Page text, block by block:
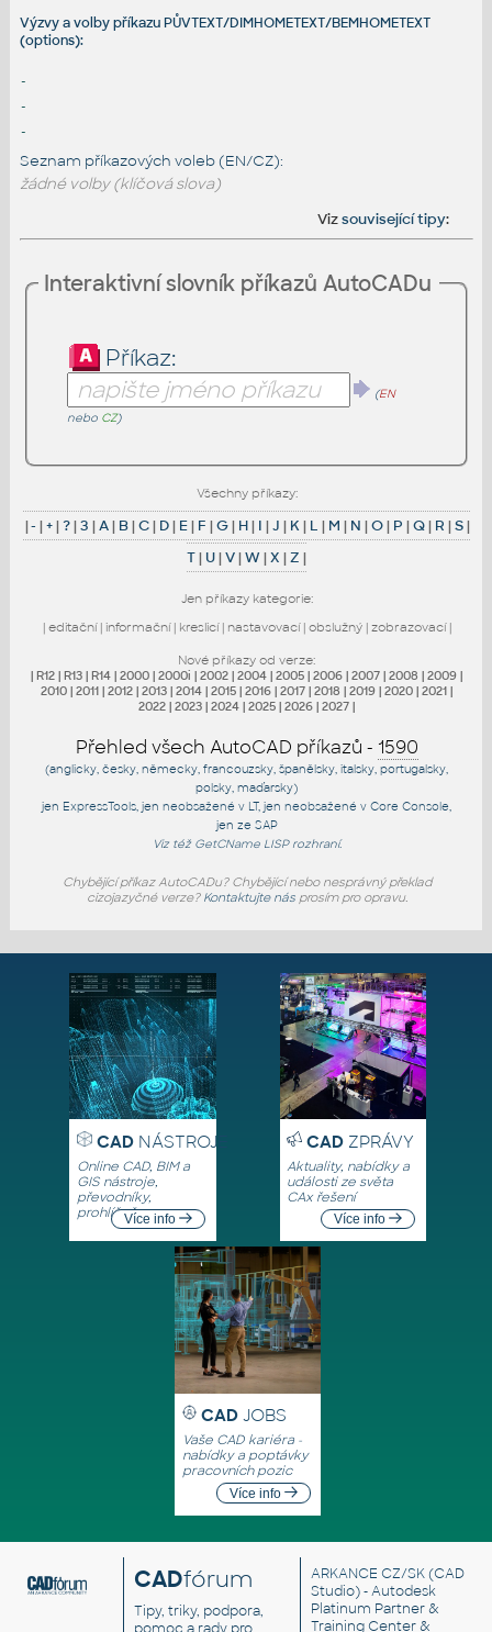
Výzvy a volby příkazu PŮVTEXT/DIMHOMETEXT/BEMHOMETEXT
(options):
-
-
-
Seznam příkazových voleb (EN/CZ):
žádné volby (klíčová slova)
Vizsouvisející tipy:
Interaktivní slovník příkazů AutoCADu
Příkaz:
(EN
nebo CZ)
Všechny příkazy:
|- |+|?|3 |A| B|C| D| E| F |G| H| I |J | K| L | M | N |O| P |Q| R |S|
T| U|V|W|X |Z |
Jen příkazy kategorie:
| editační| informační| kreslicí| nastavovací| obslužný| zobrazovací|
Nové příkazy od verze:
| R12 | R13 | R14 | 2000 | 2000i | 2002 | 2004 | 2005 | 2006 | 2007 | 2008 | 2009 |
2010 | 2011 | 2012 | 2013 | 2014 | 2015 | 2016 | 2017 | 2018 | 2019 | 2020 | 2021 |
2022 | 2023 | 2024 | 2025 | 2026 | 2027 |
Přehled všech AutoCAD příkazů - 1590
(anglicky, česky, německy, francouzsky, španělsky, italsky, portugalsky,
polsky, maďarsky)
jen ExpressTools , jen neobsažené v LT, jen neobsažené v Core Console
jen ze SAP
Viz též GetCNameLISP rozhraní.
Chybějící příkaz AutoCADu? Chybějící nebo nesprávný překlad
cizojazyčné verze? Kontaktujte násprosím pro opravu.
CADNÁSTROJE
Online CAD, BIM a
GIS nástroje,
převodníky,
prohlížečeVíce info
CADZPRÁVY
Aktuality, nabídky a
události ze světa
CAx řešení
Více info
CAD JOBS
Vaše CAD kariéra -
nabídky a poptávky
pracovních pozic
Více info
CADfórum
Tipy, triky, podpora,
ARKANCE CZ/SK(CAD
Studio) - Autodesk
Platinum Partner &
Training Center &